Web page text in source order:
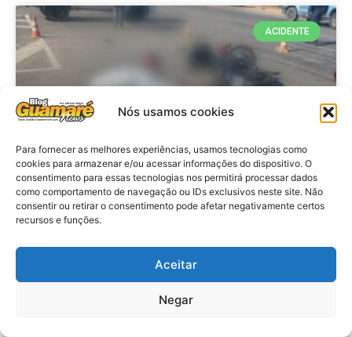
Nós usamos cookies
Para fornecer as melhores experiências, usamos tecnologias como
cookies para armazenar e/ou acessar informações do dispositivo. O
consentimento para essas tecnologias nos permitirá processar dados
como comportamento de navegação ou IDs exclusivos neste site. Não
consentir ou retirar o consentimento pode afetar negativamente certos
recursos e funções.
Aceitar
Negar
ACIDENTE
Acidente: A caminho do trabalho
professora se envolve em
acidente e vai a obito na RN 118
no Alto do Rodrigues, RN